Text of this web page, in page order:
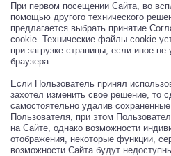
При первом посещении Сайта, во
помощью другого технического
предлагается выбрать принятие
cookie. Технические файлы cookie
при загрузке страницы, если иное не
браузера.
Если Пользователь принял
захотел изменить свое решение, то
самостоятельно удалив
Пользователя, при этом
на Сайте, однако возможности
отображения, некоторые функции,
возможности Сайта будут